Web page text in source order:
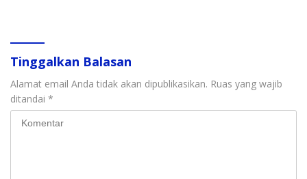
Tinggalkan Balasan
Alamat email Anda tidak akan dipublikasikan. Ruas yang wajib
ditandai *